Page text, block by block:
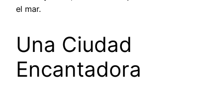
el mar.
Una Ciudad
Encantadora